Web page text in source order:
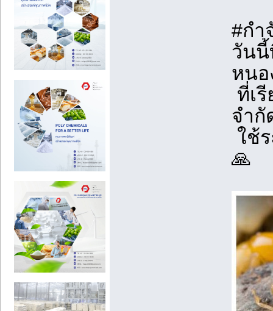
#กำ
วัน
หนอ
ที่เ
จำกั
ใช้
🙏